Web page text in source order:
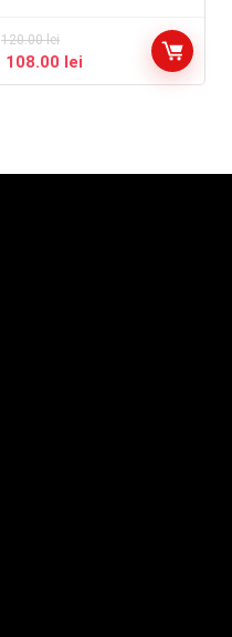
120.00lei
108.00 lei